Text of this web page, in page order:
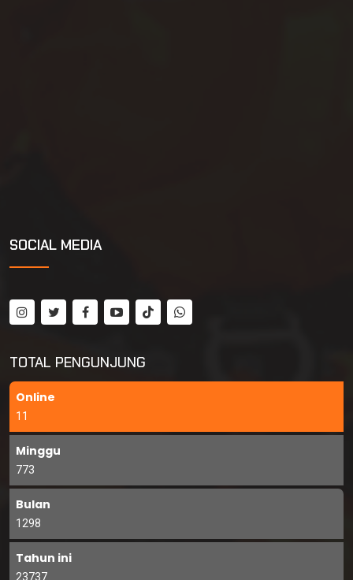
SOCIAL MEDIA
TOTAL PENGUNJUNG
Online
11
Minggu
773
Bulan
1298
Tahun ini
23737